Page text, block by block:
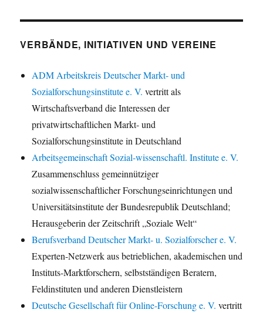
VERBÄNDE, INITIATIVEN UND VEREINE
ADM Arbeitskreis Deutscher Markt- und
Sozialforschungsinstitute e. V. vertritt als
Wirtschaftsverband die Interessen der
privatwirtschaftlichen Markt- und
Sozialforschungsinstitute in Deutschland
Arbeitsgemeinschaft Sozial-wissenschaftl. Institute e. V.
Zusammenschluss gemeinnütziger
sozialwissenschaftlicher Forschungseinrichtungen und
Universitätsinstitute der Bundesrepublik Deutschland;
Herausgeberin der Zeitschrift „Soziale Welt“
Berufsverband Deutscher Markt- u. Sozialforscher e. V.
Experten-Netzwerk aus betrieblichen, akademischen und
Instituts-Marktforschern, selbstständigen Beratern,
Feldinstituten und anderen Dienstleistern
Deutsche Gesellschaft für Online-Forschung e. V. vertritt